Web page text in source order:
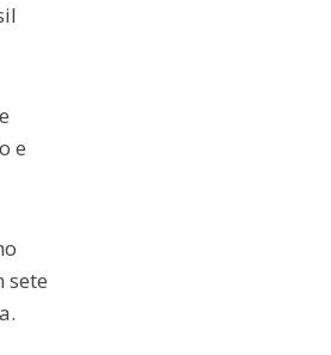
e
sete